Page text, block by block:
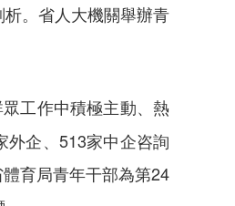
。省人大機關舉辦青
工作中積極主動、熱
外企、513家中企咨詢
育局青年干部為第24